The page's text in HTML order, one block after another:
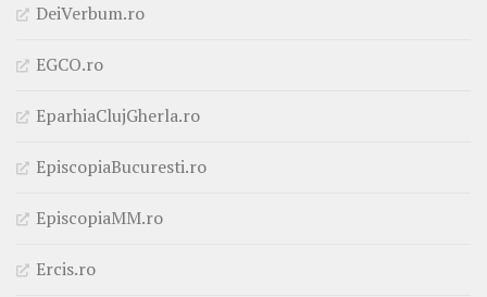
DeiVerbum.ro
EGCO.ro
EparhiaClujGherla.ro
EpiscopiaBucuresti.ro
EpiscopiaMM.ro
Ercis.ro